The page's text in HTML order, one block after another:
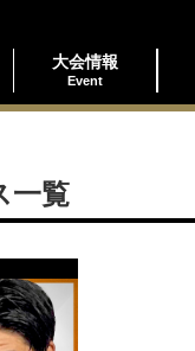
大会情報
Event
一覧